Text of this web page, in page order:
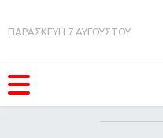
ΠΑΡΑΣΚΕΥΗ 7 ΑΥΓΟΥΣΤΟΥ